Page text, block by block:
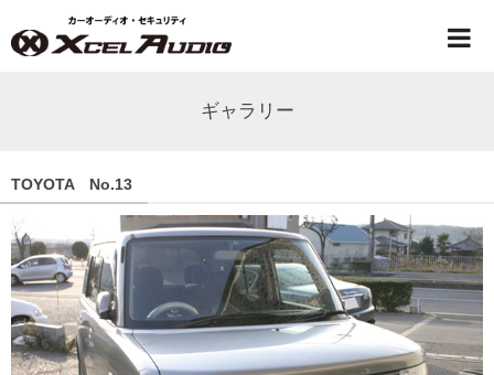
ギャラリー
TOYOTA No.13